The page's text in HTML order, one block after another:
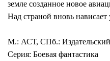
земле созданное новое
Над страной вновь
М.: АСТ, СПб.: Издательский
Серия: Боевая фантастика